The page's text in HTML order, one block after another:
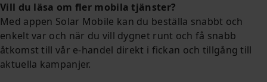
Vill du läsa om fler mobila tjänster?
Med appen Solar Mobile kan du beställa snabbt och
enkelt var och när du vill dygnet runt och få snabb
åtkomst till vår e-handel direkt i fickan och tillgång till
aktuella kampanjer.